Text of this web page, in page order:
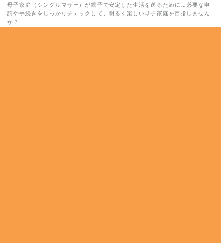
母子家庭（シングルマザー）が親子で安定した生活を送るために…必要な申
請や手続きをしっかりチェックして、明るく楽しい母子家庭を目指しません
か？